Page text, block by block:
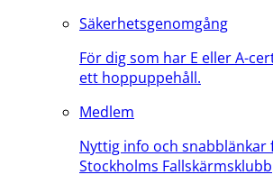
Säkerhetsgenomgång
För dig som har E eller A-
ett hoppuppehåll.
Medlem
Nyttig info och
Stockholms Fallskärmsklubb